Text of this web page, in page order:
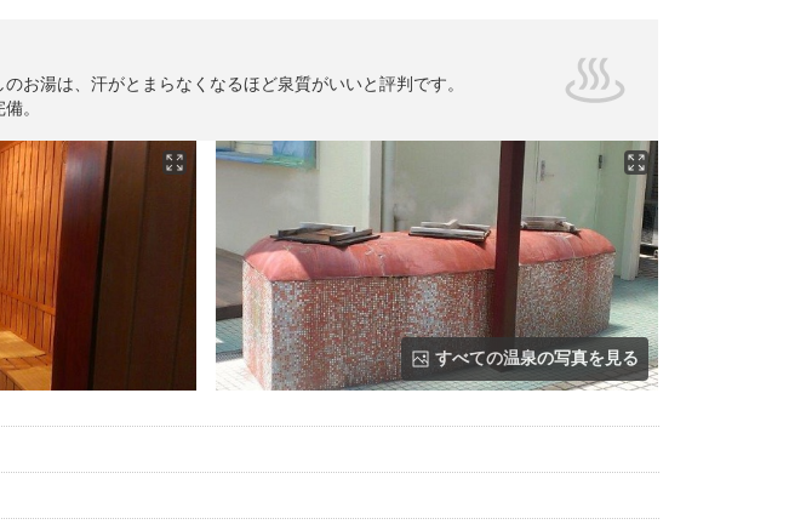
お湯は、汗がとまらなくなるほど泉質がいいと評判です。
。
すべての温泉の写真を見る